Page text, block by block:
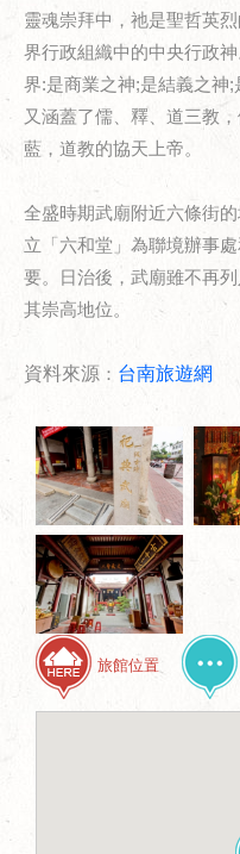
靈魂崇拜中，祂是聖哲英
界行政組織中的中央行政
界:是商業之神;是結義之神;
又涵蓋了儒、釋、道三教
藍，道教的協天上帝。
全盛時期武廟附近六條街
立「六和堂」為聯境辦事
要。日治後，武廟雖不再
其崇高地位。
資料來源 ： 台南旅遊網
旅館位置